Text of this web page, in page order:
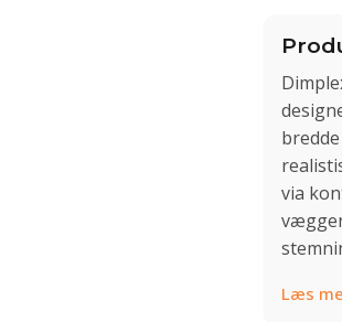
via
Læs